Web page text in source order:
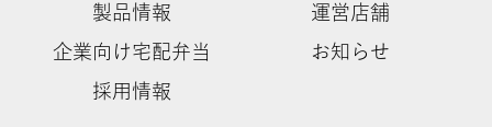
製品情報
運営店舗
企業向け宅配弁当
お知らせ
採用情報